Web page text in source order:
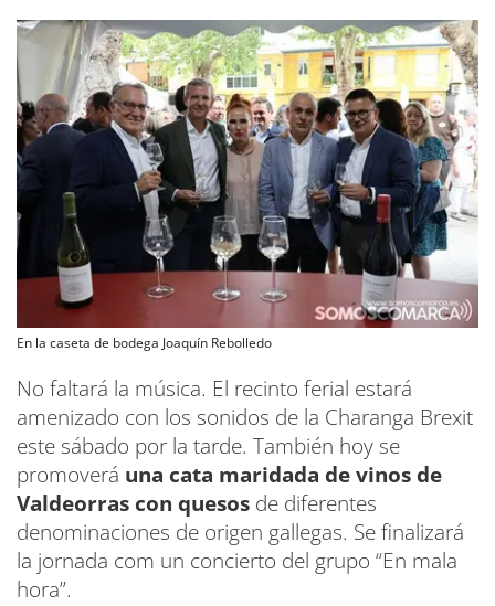
En la caseta de bodega Joaquín Rebolledo
No faltará la música. El recinto ferial estará
amenizado con los sonidos de la Charanga Brexit
este sábado por la tarde. También hoy se
promoverá una cata maridada de vinos de
Valdeorras con quesos de diferentes
denominaciones de origen gallegas. Se finalizará
la jornada com un concierto del grupo “En mala
hora”.